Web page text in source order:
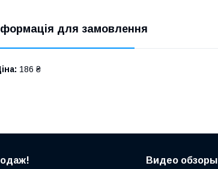
для замовлення
186 ₴
Видео обзоры